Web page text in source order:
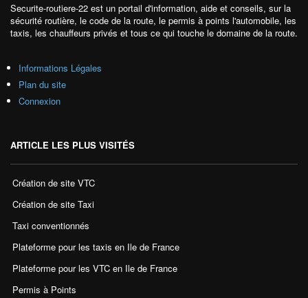
Securite-routiere-22 est un portail d'information, aide et conseils, sur la
sécurité routière, le code de la route, le permis à points l'automobile, les
taxis, les chauffeurs privés et tous ce qui touche le domaine de la route.
Informations Légales
Plan du site
Connexion
ARTICLE LES PLUS VISITÉS
Création de site VTC
Création de site Taxi
Taxi conventionnés
Plateforme pour les taxis en Ile de France
Plateforme pour les VTC en Ile de France
Permis à Points